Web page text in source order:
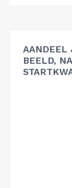
AANDEEL
BEELD,